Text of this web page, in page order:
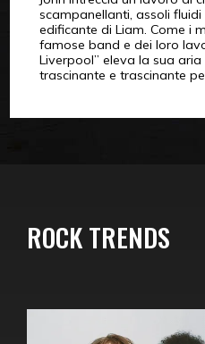
scampanellanti, assoli
edificante di Liam. Come i
famose band e dei loro
Liverpool” eleva la sua
trascinante e trascinante
ROCK TRENDS